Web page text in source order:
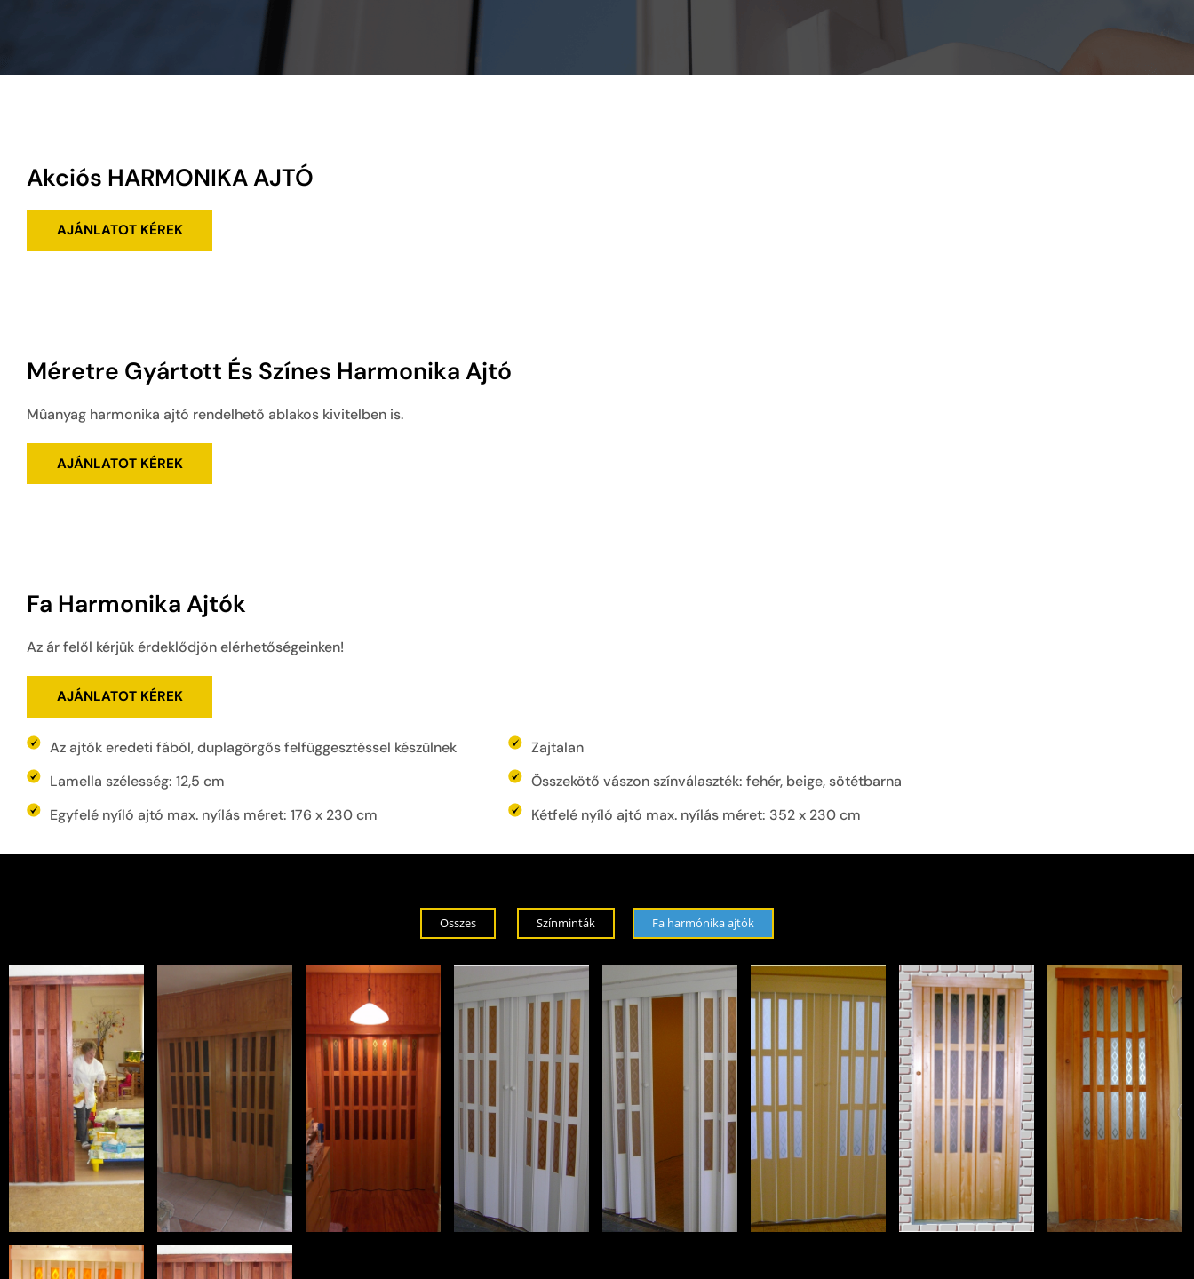
SZALAGFÜGGÖNY
Akciós HARMONIKA AJTÓ
AJÁNLATOT KÉREK
Méretre Gyártott És Színes Harmonika Ajtó
Mûanyag harmonika ajtó rendelhetõ ablakos kivitelben is.
AJÁNLATOT KÉREK
Fa Harmonika Ajtók
Az ár felől kérjük érdeklődjön elérhetőségeinken!
AJÁNLATOT KÉREK
Az ajtók eredeti fából, duplagörgős felfüggesztéssel készülnek
Zajtalan
Lamella szélesség: 12,5 cm
Összekötő vászon színválaszték: fehér, beige, sötétbarna
Egyfelé nyíló ajtó max. nyílás méret: 176 x 230 cm
Kétfelé nyíló ajtó max. nyílás méret: 352 x 230 cm
Összes Színminták Fa harmónika ajtók